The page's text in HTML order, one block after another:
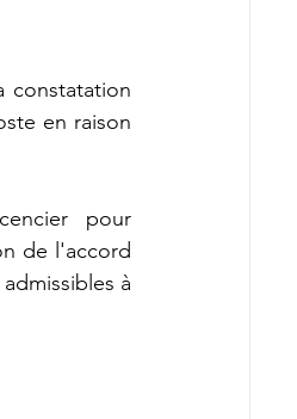
constatation
en raison
pour
de l'accord
à